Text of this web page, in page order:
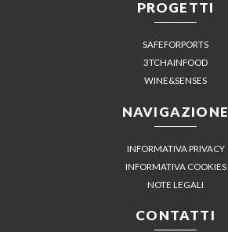
PROGETTI
SAFEFORPORTS
3TCHAINFOOD
WINE&SENSES
NAVIGAZIONE
INFORMATIVA PRIVACY
INFORMATIVA COOKIES
NOTE LEGALI
CONTATTI